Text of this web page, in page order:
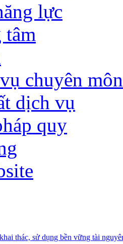
lực
tâm
chuyên môn
dịch vụ
quy
thác, sử dụng bền vững tài